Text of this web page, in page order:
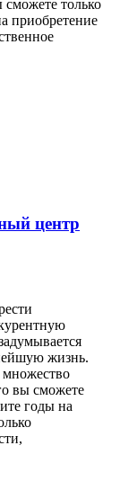
сможете только
приобретение
центр
жизнь.
множество
вы сможете
годы на